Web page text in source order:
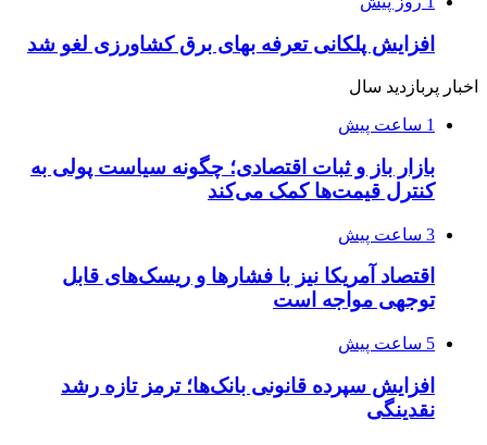
افزایش پلکانی تعرفه بهای برق کشاورزی لغو شد
اخبار پربازدید سال
1 ساعت پیش
بازار باز و ثبات اقتصادی؛ چگونه سیاست پولی به
کنترل قیمت‌ها کمک می‌کند
3 ساعت پیش
اقتصاد آمریکا نیز با فشارها و ریسک‌های قابل
توجهی مواجه است
5 ساعت پیش
افزایش سپرده قانونی بانک‌ها؛ ترمز تازه رشد
نقدینگی